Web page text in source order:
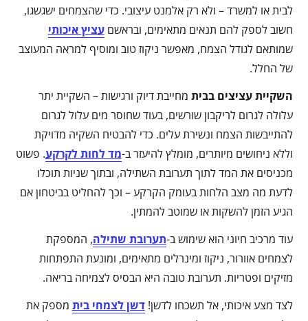
לבית או למשרד – ולא רק אלמנט עיצובי. כדי שהצמחים ישגשגו,
חשוב לספק להם תנאים מתאימים, ובראשםעציץ איכותי
שמותאם לגודל הצמח, מאפשר ניקוז טוב ומוסיף למראה המעוצב
של החלל.
השקיית עציצים בבית מחייבת דיוק ורגישות – השקיית יתר
עלולה לגרום לריקבון שורשים, בעוד שחוסר מים עלול לגרום
להתייבשות הצמח ונשירת עלים. כדי להבטיח השקיה מדויקת
וללא ניחושים מיותרים, מומלץ להיעזר ב-מד לחות לקרקע. פשוט
מכניסים את המד לתוך תערובת השתילה, ובתוך שניות תוכלו
לדעת מה מצב הלחות בעומק הקרקע – וכך להחליט בביטחון אם
הגיע הזמן להשקות או שמוטב להמתין.
עוד מרכיב חיוני הוא שימוש ב-תערובת שתילה, המספקת
לצמחים אוורור, ניקוז ומינרלים מתאימים, ומונעת התפתחות
מזיקים ופטריות. תערובת טובה היא הבסיס לצמיחה בריאה.
לצד מצע איכותי, אל תשכחו לדשן!דשן לצמחי בית מספק את